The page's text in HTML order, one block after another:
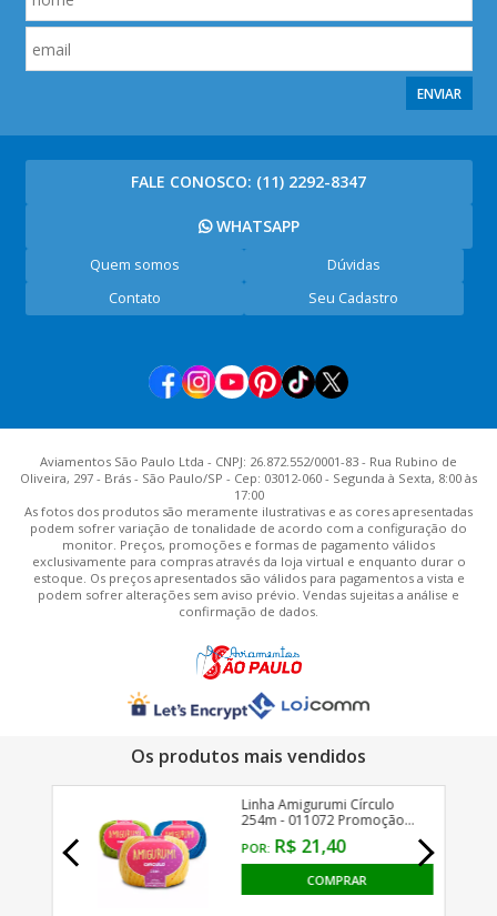
ENVIAR
FALE CONOSCO: (11) 2292-8347
WHATSAPP
Quem somos
Dúvidas
Contato
Seu Cadastro
Aviamentos São Paulo Ltda - CNPJ: 26.872.552/0001-83 - Rua Rubino de
Oliveira, 297 - Brás - São Paulo/SP - Cep: 03012-060 - Segunda à Sexta, 8:00 às
17:00
As fotos dos produtos são meramente ilustrativas e as cores apresentadas
podem sofrer variação de tonalidade de acordo com a configuração do
monitor. Preços, promoções e formas de pagamento válidos
exclusivamente para compras através da loja virtual e enquanto durar o
estoque. Os preços apresentados são válidos para pagamentos a vista e
podem sofrer alterações sem aviso prévio. Vendas sujeitas a análise e
confirmação de dados.